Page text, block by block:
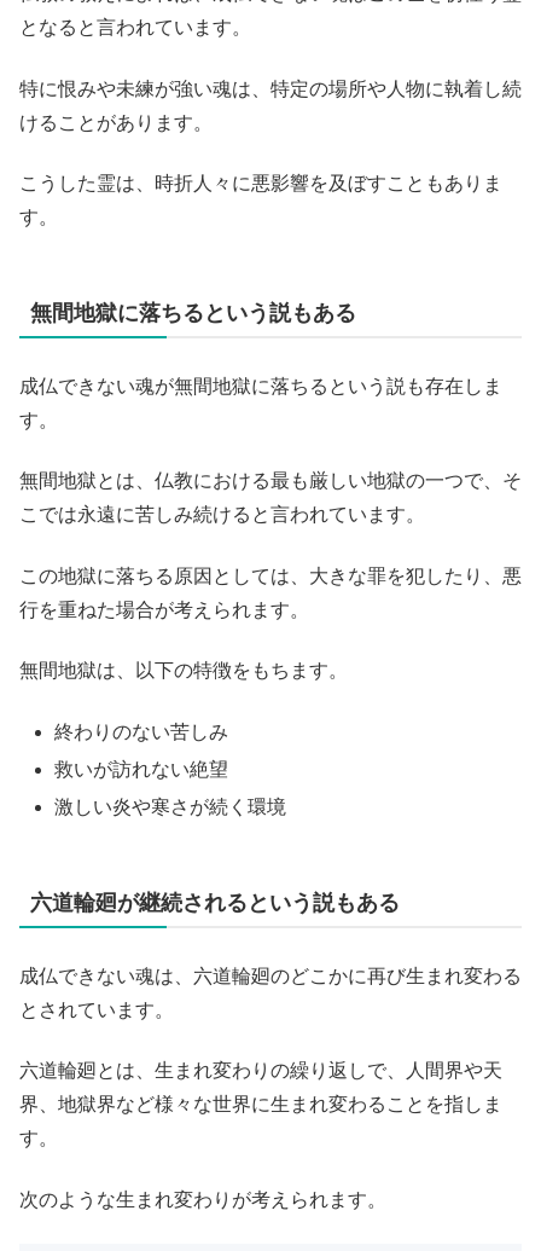
となると言われています。
特に恨みや未練が強い魂は、特定の場所や人物に執着し続
けることがあります。
こうした霊は、時折人々に悪影響を及ぼすこともありま
す。
無間地獄に落ちるという説もある
成仏できない魂が無間地獄に落ちるという説も存在しま
す。
無間地獄とは、仏教における最も厳しい地獄の一つで、そ
こでは永遠に苦しみ続けると言われています。
この地獄に落ちる原因としては、大きな罪を犯したり、悪
行を重ねた場合が考えられます。
無間地獄は、以下の特徴をもちます。
終わりのない苦しみ
救いが訪れない絶望
激しい炎や寒さが続く環境
六道輪廻が継続されるという説もある
成仏できない魂は、六道輪廻のどこかに再び生まれ変わる
とされています。
六道輪廻とは、生まれ変わりの繰り返しで、人間界や天
界、地獄界など様々な世界に生まれ変わることを指しま
す。
次のような生まれ変わりが考えられます。